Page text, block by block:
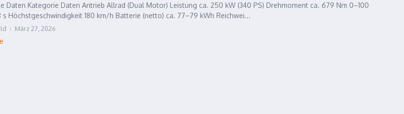
Daten Kategorie Daten Antrieb Allrad (Dual Motor) Leistung ca. 250 kW (340 PS) Drehmoment ca. 679 Nm 0–100
s Höchstgeschwindigkeit 180 km/h Batterie (netto) ca. 77–79 kWh Reichwei...
März 27, 2026